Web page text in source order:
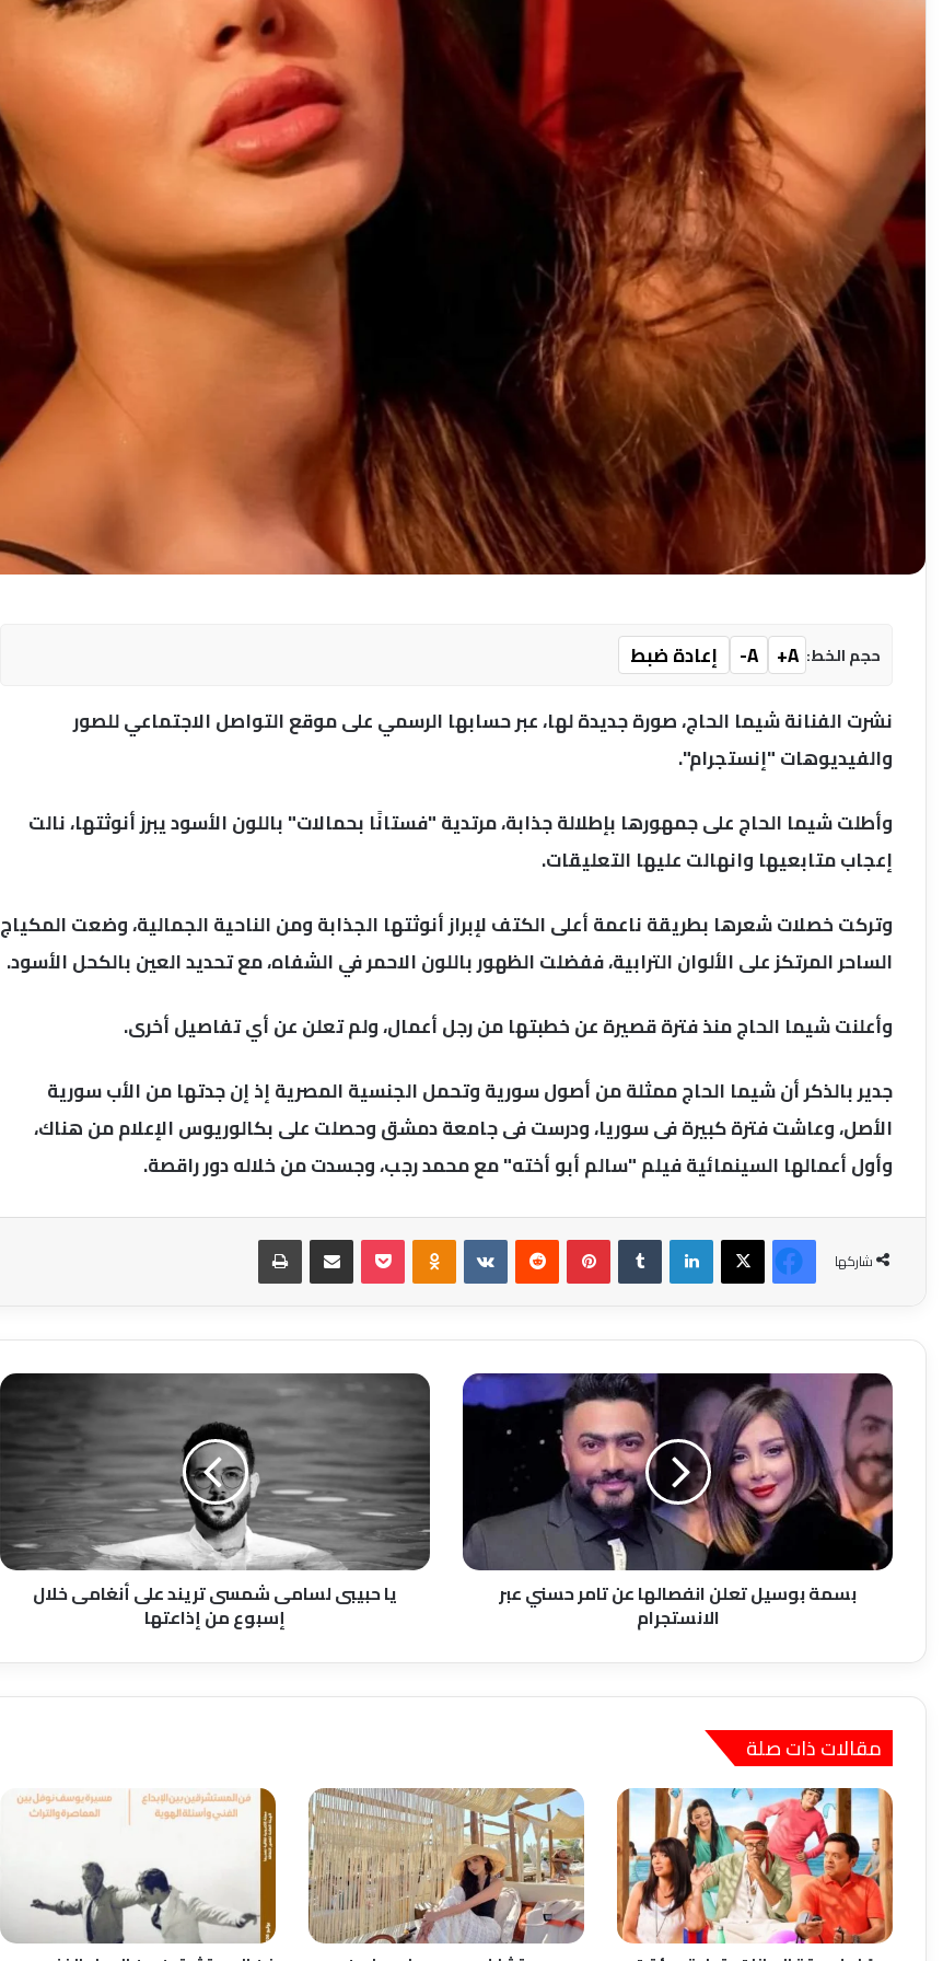
حجم الخط: A+
A-
إعادة ضبط
نشرت الفنانة شيما الحاج، صورة جديدة لها، عبر حسابها الرسمي على موقع التواصل الاجتماعي للصور
والفيديوهات "إنستجرام".
وأطلت شيما الحاج على جمهورها بإطلالة جذابة، مرتدية "فستانًا بحمالات" باللون الأسود يبرز أنوثتها، نالت
إعجاب متابعيها وانهالت عليها التعليقات.
وتركت خصلات شعرها بطريقة ناعمة أعلى الكتف لإبراز أنوثتها الجذابة ومن الناحية الجمالية، وضعت المكياج
الساحر المرتكز على الألوان الترابية، ففضلت الظهور باللون الاحمر في الشفاه، مع تحديد العين بالكحل الأسود.
وأعلنت شيما الحاج منذ فترة قصيرة عن خطبتها من رجل أعمال، ولم تعلن عن أي تفاصيل أخرى.
جدير بالذكر أن شيما الحاج ممثلة من أصول سورية وتحمل الجنسية المصرية إذ إن جدتها من الأب سورية
الأصل، وعاشت فترة كبيرة فى سوريا، ودرست فى جامعة دمشق وحصلت على بكالوريوس الإعلام من هناك،
وأول أعمالها السينمائية فيلم "سالم أبو أخته" مع محمد رجب، وجسدت من خلاله دور راقصة.
شاركها
فيسبوك‫X لينكدإن بينتيريست Odnoklassniki
‫Pocket مشاركة عبر البريد طباعة
بسمة
بوسيل
تعلن
انفصالها
عن
تامر
حسني
عبر
الانستجرام
بسمة بوسيل تعلن انفصالها عن تامر حسني عبر
الانستجرام
يا
لسامى
شمسى
تريند
على
أنغامى
خلال
إسبوع
يا حبيبى لسامى شمسى تريند على أنغامى خلال
إسبوع من إذاعتها
مقالات ذات صلة